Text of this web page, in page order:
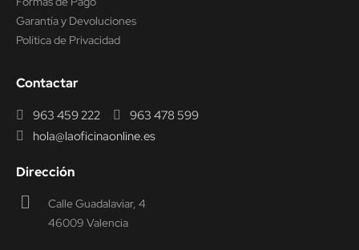
Garantía y Devoluciones
Política de Privacidad
Contactar
963 459 222
963 478 599
hola@laoficinaonline.es
Dirección
Calle Guadalaviar, 4
46009 Valencia